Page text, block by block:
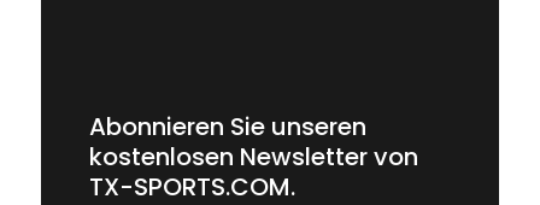
Abonnieren Sie unseren
kostenlosen Newsletter von
TX-SPORTS.COM.